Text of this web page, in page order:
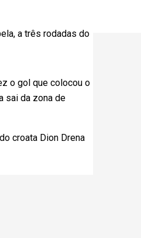
a três rodadas do
o gol que colocou o
sai da zona de
croata Dion Drena